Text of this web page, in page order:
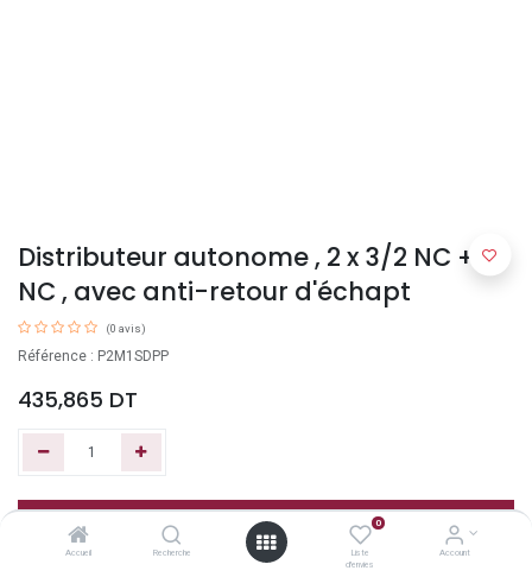
Accueil Recherche
0
Liste
d'envies
Account
Distributeur autonome , 2 x 3/2 NC +
NC , avec anti-retour d'échapt
(0 avis)
Référence : P2M1SDPP
435,865 DT
Ajouter au panier